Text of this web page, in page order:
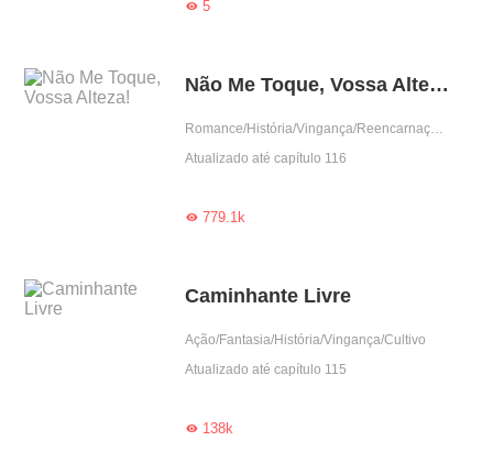
5
Não Me Toque, Vossa Alteza!
Romance/História/Vingança/Reencarnação/Príncipe
Atualizado até capítulo 116
779.1k
Caminhante Livre
Ação/Fantasia/História/Vingança/Cultivo
Atualizado até capítulo 115
138k